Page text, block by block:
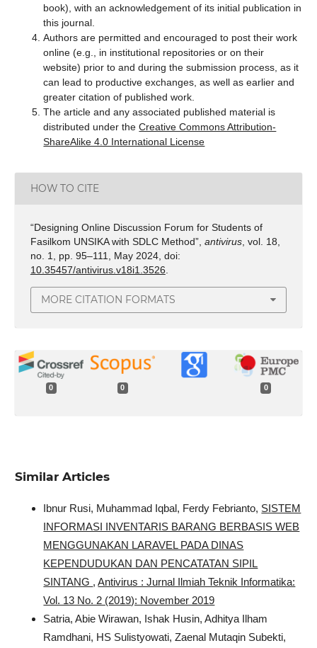
book), with an acknowledgement of its initial publication in
this journal.
Authors are permitted and encouraged to post their work
online (e.g., in institutional repositories or on their
website) prior to and during the submission process, as it
can lead to productive exchanges, as well as earlier and
greater citation of published work.
The article and any associated published material is
distributed under theCreative Commons Attribution-
ShareAlike 4.0 International License
HOW TO CITE
“Designing Online Discussion Forum for Students of
Fasilkom UNSIKA with SDLC Method”, antivirus, vol. 18,
no. 1, pp. 95–111, May 2024, doi:
10.35457/antivirus.v18i1.3526
MORE CITATION FORMATS
0 0 0
Similar Articles
Ibnur Rusi, Muhammad Iqbal, Ferdy Febrianto, SISTEM
INFORMASI INVENTARIS BARANG BERBASIS WEB
MENGGUNAKAN LARAVEL PADA DINAS
KEPENDUDUKAN DAN PENCATATAN SIPIL
SINTANG ,Antivirus : Jurnal Ilmiah Teknik Informatika:
Vol. 13 No. 2 (2019): November 2019
Satria, Abie Wirawan, Ishak Husin, Adhitya Ilham
Ramdhani, HS Sulistyowati, Zaenal Mutaqin Subekti,